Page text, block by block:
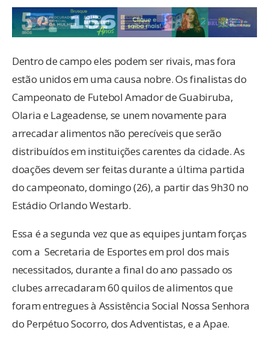
Dentro de campo eles podem ser rivais, mas fora
estão unidos em uma causa nobre. Os finalistas do
Campeonato de Futebol Amador de Guabiruba,
Olaria e Lageadense, se unem novamente para
arrecadar alimentos não perecíveis que serão
distribuídos em instituições carentes da cidade. As
doações devem ser feitas durante a última partida
do campeonato, domingo (26), a partir das 9h30 no
Estádio Orlando Westarb.
Essa é a segunda vez que as equipes juntam forças
com a Secretaria de Esportes em prol dos mais
necessitados, durante a final do ano passado os
clubes arrecadaram 60 quilos de alimentos que
foram entregues à Assistência Social Nossa Senhora
do Perpétuo Socorro, dos Adventistas, e a Apae.